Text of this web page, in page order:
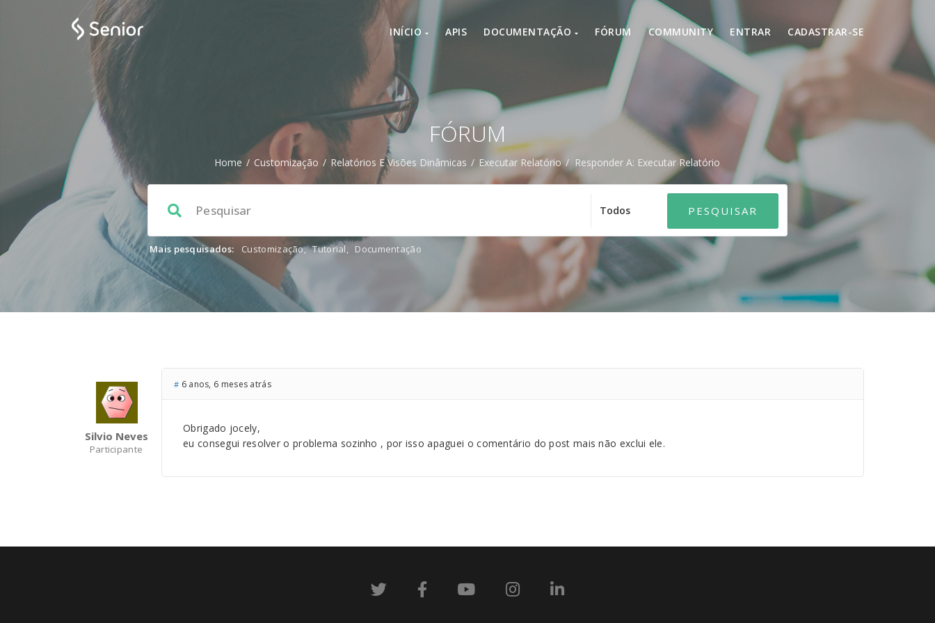
INÍCIO APIS DOCUMENTAÇÃO FÓRUM COMMUNITY ENTRAR CADASTRAR-SE
FÓRUM
Home / Customização / Relatórios E Visões Dinâmicas / Executar Relatório / Responder A: Executar Relatório
Mais pesquisados: Customização, Tutorial, Documentação
Silvio Neves
Participante
# 6 anos, 6 meses atrás
Obrigado jocely,
eu consegui resolver o problema sozinho , por isso apaguei o comentário do post mais não exclui ele.